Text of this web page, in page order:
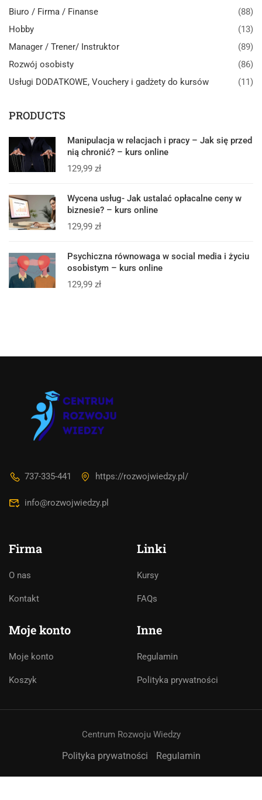
Biuro / Firma / Finanse
(88)
Hobby
(13)
Manager / Trener/ Instruktor
(89)
Rozwój osobisty
(86)
Usługi DODATKOWE, Vouchery i gadżety do kursów
(11)
PRODUCTS
Manipulacja w relacjach i pracy – Jak się przed
nią chronić? – kurs online
129,99 zł
Wycena usług- Jak ustalać opłacalne ceny w
biznesie? – kurs online
129,99 zł
Psychiczna równowaga w social media i życiu
osobistym – kurs online
129,99 zł
737-335-441 https://rozwojwiedzy.pl/
info@rozwojwiedzy.pl
Firma
O nas
Kontakt
Linki
Kursy
FAQs
Moje konto
Moje konto
Koszyk
Inne
Regulamin
Polityka prywatności
Centrum Rozwoju Wiedzy
Polityka prywatności Regulamin
asystentem AI. Jak mogę Ci pomóc?